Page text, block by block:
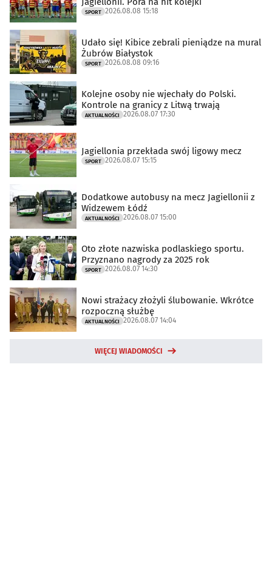
SPORT 2026.08.08 15:18
Udało się! Kibice zebrali pieniądze na mural
Żubrów Białystok
SPORT 2026.08.08 09:16
Kolejne osoby nie wjechały do Polski.
Kontrole na granicy z Litwą trwają
AKTUALNOŚCI 2026.08.07 17:30
Jagiellonia przekłada swój ligowy mecz
SPORT 2026.08.07 15:15
Dodatkowe autobusy na mecz Jagiellonii z
Widzewem Łódź
AKTUALNOŚCI 2026.08.07 15:00
Oto złote nazwiska podlaskiego sportu.
Przyznano nagrody za 2025 rok
SPORT 2026.08.07 14:30
Nowi strażacy złożyli ślubowanie. Wkrótce
rozpoczną służbę
AKTUALNOŚCI 2026.08.07 14:04
WIĘCEJ WIADOMOŚCI